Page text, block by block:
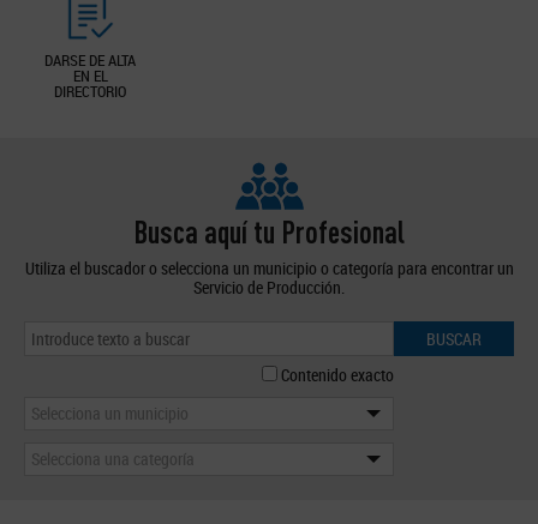
DARSE DE ALTA
EN EL
DIRECTORIO
Busca aquí tu Profesional
Utiliza el buscador o selecciona un municipio o categoría para encontrar un
Servicio de Producción.
BUSCAR
Contenido exacto
Selecciona un municipio
Selecciona una categoría